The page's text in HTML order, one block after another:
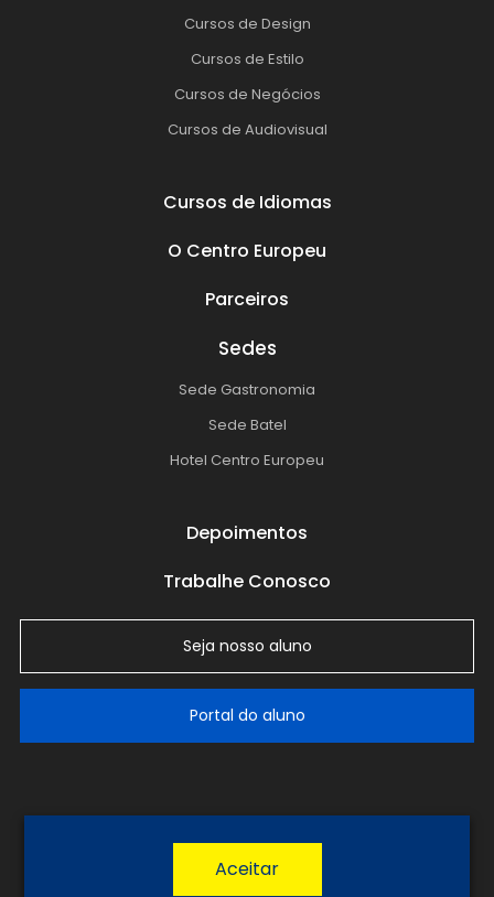
Cursos de Design
Cursos de Estilo
Cursos de Negócios
Cursos de Audiovisual
Cursos de Idiomas
O Centro Europeu
Parceiros
Sedes
Sede Gastronomia
Sede Batel
Hotel Centro Europeu
Depoimentos
Trabalhe Conosco
Seja nosso aluno
Portal do aluno
Política de Privacidade